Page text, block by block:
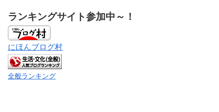
ランキングサイト参加中～！
にほんブログ村
全般ランキング